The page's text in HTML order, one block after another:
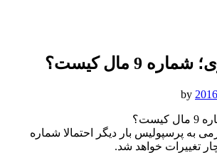
9 مال کیست؟
به پرسپولیس بار دیگر احتمالا شماره
تغییرات خواهد شد.